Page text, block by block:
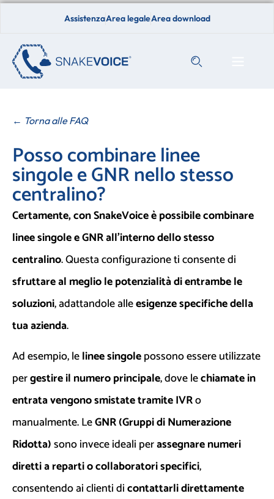
AssistenzaArea legaleArea download
← Torna alle FAQ
Posso combinare linee
singole e GNR nello stesso
centralino?
Certamente, con SnakeVoice è possibile combinare
linee singole e GNR all’interno dello stesso
centralino. Questa configurazione ti consente di
sfruttare al meglio le potenzialità di entrambe le
soluzioni, adattandole alleesigenze specifiche della
tua azienda.
Ad esempio, lelinee singolepossono essere utilizzate
pergestire il numero principale, dove lechiamate in
entrata vengono smistate tramite IVRo
manualmente. LeGNR (Gruppi di Numerazione
Ridotta)sono invece ideali perassegnare numeri
diretti a reparti o collaboratori specifici,
consentendo ai clienti dicontattarli direttamente